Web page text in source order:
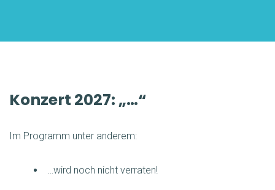
Konzert 2027: „…“
Im Programm unter anderem:
…wird noch nicht verraten!